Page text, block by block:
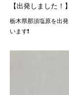
【出発しました！】
栃木県那須塩原を出
います❗️